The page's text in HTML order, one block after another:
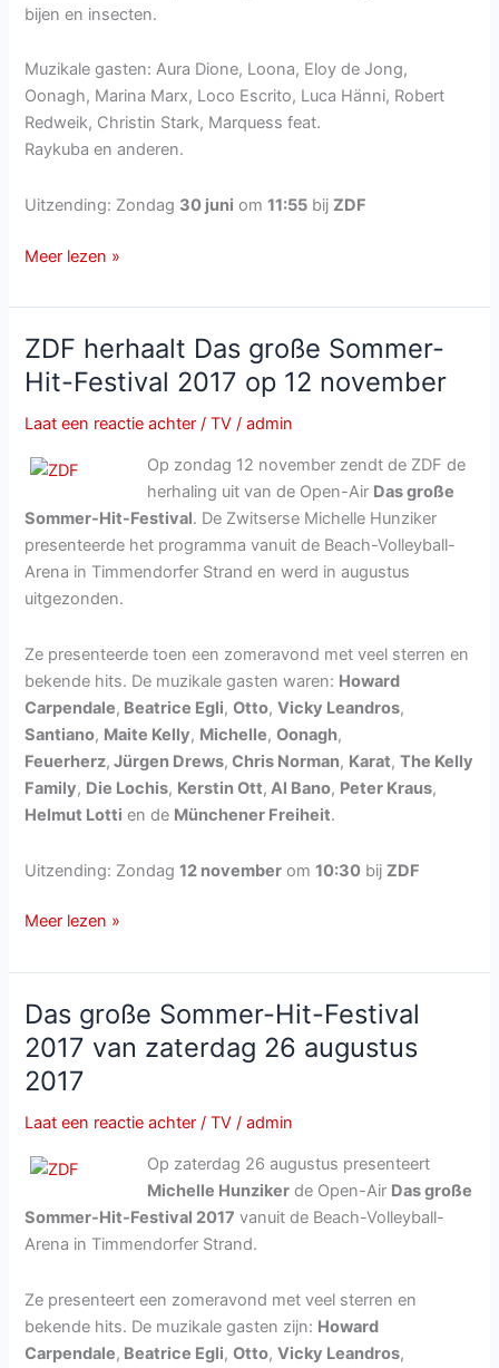
bijen en insecten.
Muzikale gasten: Aura Dione, Loona, Eloy de Jong,
Oonagh, Marina Marx, Loco Escrito, Luca Hänni, Robert
Redweik, Christin Stark, Marquess feat.
Raykuba en anderen.
Uitzending: Zondag 30 juni om11:55 bijZDF
ZDF-
van
zondag
30
juni
2019
Meer lezen »
ZDF herhaalt Das große Sommer-
Hit-Festival 2017 op 12 november
Laat een reactie achter /TV /admin
Op zondag 12 november zendt de ZDF de
herhaling uit van de Open-Air Das große
Sommer-Hit-Festival. De Zwitserse Michelle Hunziker
presenteerde het programma vanuit de Beach-Volleyball-
Arena in Timmendorfer Strand en werd in augustus
uitgezonden.
Ze presenteerde toen een zomeravond met veel sterren en
bekende hits. De muzikale gasten waren: Howard
Carpendale, Beatrice Egli,Otto,Vicky Leandros,
Santiano, Maite Kelly, Michelle,Oonagh,
Feuerherz, Jürgen Drews, Chris Norman, Karat,The Kelly
Family, Die Lochis, Kerstin Ott, Al Bano, Peter Kraus,
Helmut Lotti en de Münchener Freiheit.
Uitzending: Zondag12 november om10:30 bijZDF
ZDF
Das
große
Sommer-
Hit-
Festival
op
12
Meer lezen »
Das große Sommer-Hit-Festival
2017 van zaterdag 26 augustus
2017
Laat een reactie achter /TV /admin
Op zaterdag 26 augustus presenteert
Michelle Hunziker de Open-Air Das große
Sommer-Hit-Festival 2017 vanuit de Beach-Volleyball-
Arena in Timmendorfer Strand.
Ze presenteert een zomeravond met veel sterren en
bekende hits. De muzikale gasten zijn: Howard
Carpendale, Beatrice Egli,Otto,Vicky Leandros,